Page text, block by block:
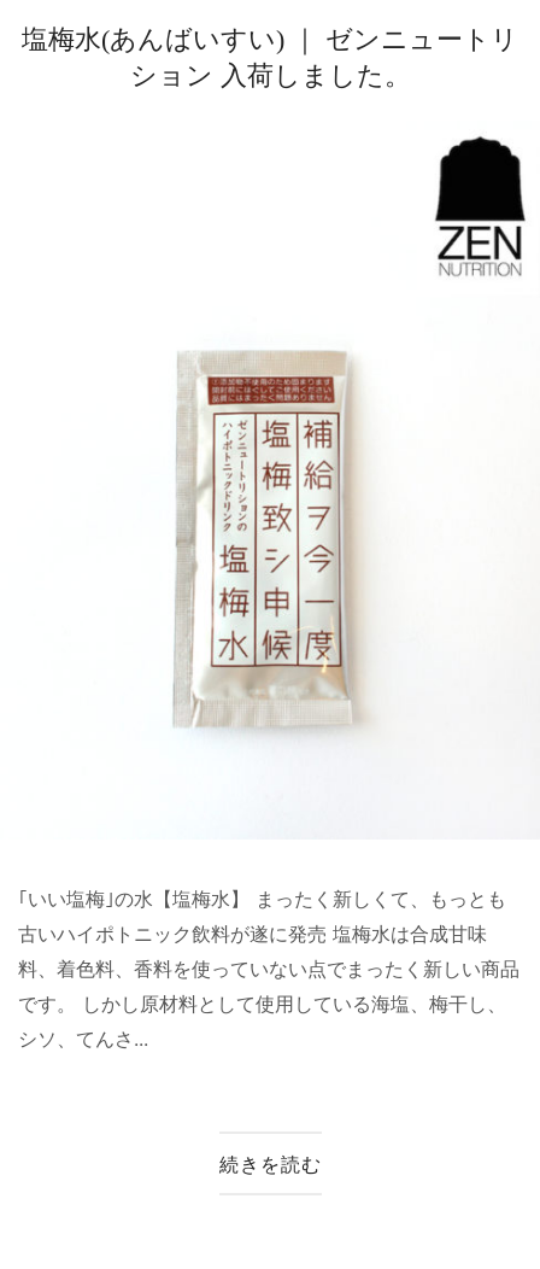
塩梅水(あんばいすい) ｜ ゼンニュートリ
ション 入荷しました。
｢いい塩梅｣の水【塩梅水】 まったく新しくて、もっとも
古いハイポトニック飲料が遂に発売 塩梅水は合成甘味
料、着色料、香料を使っていない点でまったく新しい商品
です。 しかし原材料として使用している海塩、梅干し、
シソ、てんさ...
続きを読む